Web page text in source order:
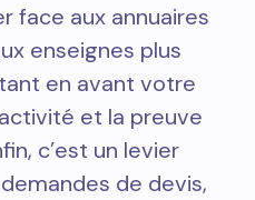
face aux annuaires
enseignes plus
en avant votre
et la preuve
c’est un levier
de devis,